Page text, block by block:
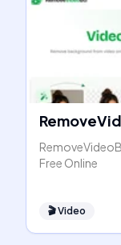
Free Online
🎬Video